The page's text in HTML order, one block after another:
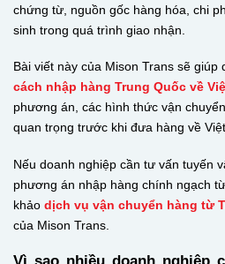
chứng từ, nguồn gốc hàng hóa, chi
sinh trong quá trình giao nhận.
Bài viết này của Mison Trans sẽ giúp
cách nhập hàng Trung Quốc về
phương án, các hình thức vận
quan trọng trước khi đưa hàng về
Nếu doanh nghiệp cần tư vấn tuyến
phương án nhập hàng chính ngạch
khảo dịch vụ vận chuyển hàng từ
của Mison Trans.
Vì sao nhiều doanh nghiệp